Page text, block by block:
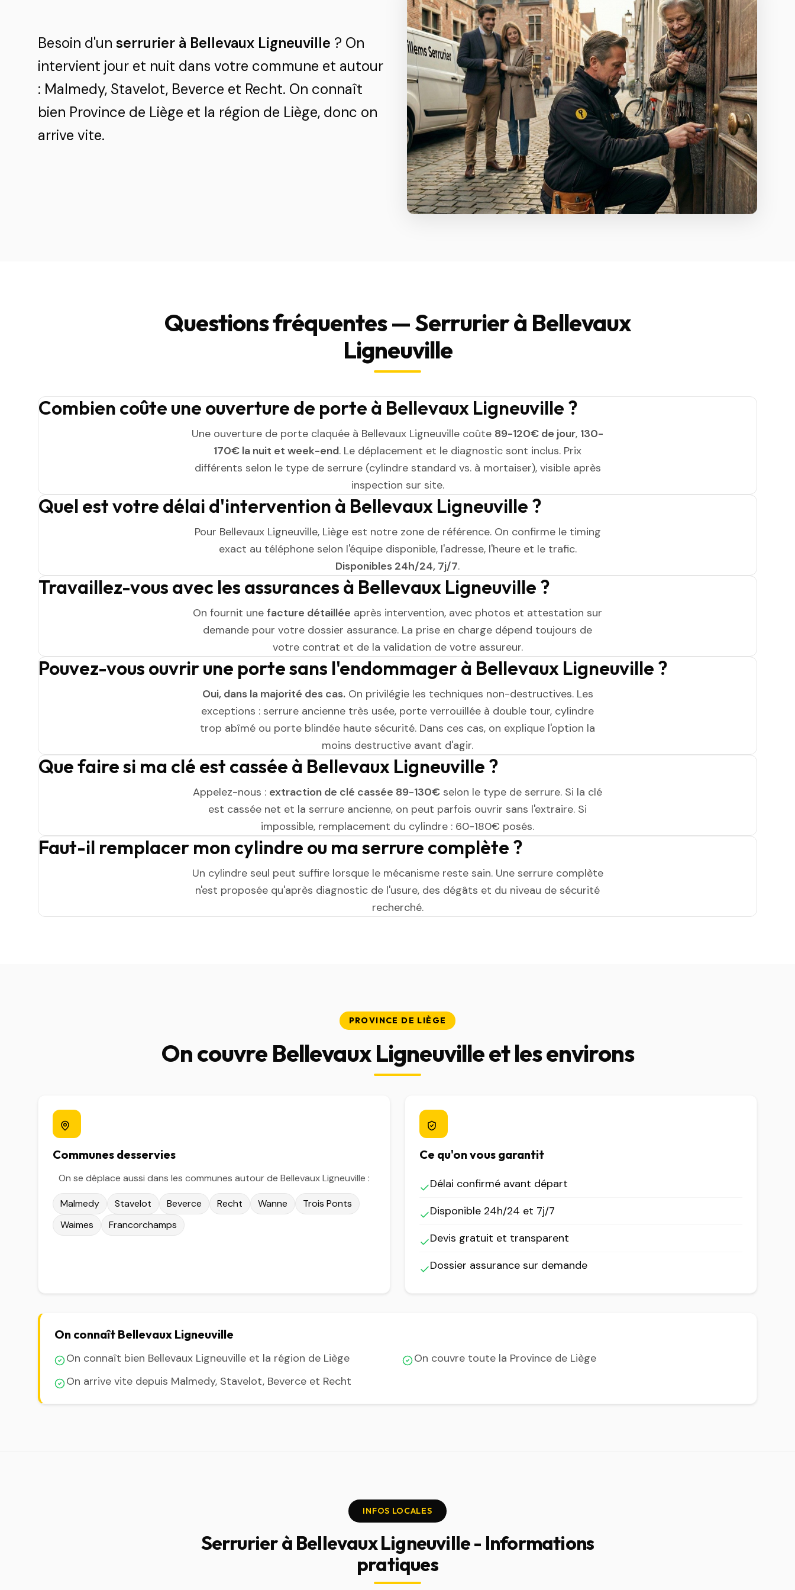
Besoin d'un serrurier à Bellevaux Ligneuville ? On
intervient jour et nuit dans votre commune et autour
: Malmedy, Stavelot, Beverce et Recht. On connaît
bien Province de Liège et la région de Liège, donc on
arrive vite.
Questions fréquentes — Serrurier à Bellevaux
Ligneuville
Combien coûte une ouverture de porte à Bellevaux Ligneuville ?
Une ouverture de porte claquée à Bellevaux Ligneuville coûte 89-120€ de jour, 130-
170€ la nuit et week-end. Le déplacement et le diagnostic sont inclus. Prix
différents selon le type de serrure (cylindre standard vs. à mortaiser), visible après
inspection sur site.
Quel est votre délai d'intervention à Bellevaux Ligneuville ?
Pour Bellevaux Ligneuville, Liège est notre zone de référence. On confirme le timing
exact au téléphone selon l'équipe disponible, l'adresse, l'heure et le trafic.
Disponibles 24h/24, 7j/7.
Travaillez-vous avec les assurances à Bellevaux Ligneuville ?
On fournit une facture détaillée après intervention, avec photos et attestation sur
demande pour votre dossier assurance. La prise en charge dépend toujours de
votre contrat et de la validation de votre assureur.
Pouvez-vous ouvrir une porte sans l'endommager à Bellevaux Ligneuville ?
Oui, dans la majorité des cas.On privilégie les techniques non-destructives. Les
exceptions : serrure ancienne très usée, porte verrouillée à double tour, cylindre
trop abîmé ou porte blindée haute sécurité. Dans ces cas, on explique l'option la
moins destructive avant d'agir.
Que faire si ma clé est cassée à Bellevaux Ligneuville ?
Appelez-nous : extraction de clé cassée 89-130€ selon le type de serrure. Si la clé
est cassée net et la serrure ancienne, on peut parfois ouvrir sans l'extraire. Si
impossible, remplacement du cylindre : 60-180€ posés.
Faut-il remplacer mon cylindre ou ma serrure complète ?
Un cylindre seul peut suffire lorsque le mécanisme reste sain. Une serrure complète
n'est proposée qu'après diagnostic de l'usure, des dégâts et du niveau de sécurité
recherché.
PROVINCE DE LIÈGE
On couvre Bellevaux Ligneuville et les environs
Communes desservies
On se déplace aussi dans les communes autour de Bellevaux Ligneuville :
Malmedy Stavelot Beverce Recht Wanne
Trois Ponts
Waimes
Francorchamps
Ce qu'on vous garantit
Délai confirmé avant départ
Disponible 24h/24 et 7j/7
Devis gratuit et transparent
Dossier assurance sur demande
On connaît Bellevaux Ligneuville
On connaît bien Bellevaux Ligneuville et la région de Liège
On couvre toute la Province de Liège
On arrive vite depuis Malmedy, Stavelot, Beverce et Recht
INFOS LOCALES
Serrurier à Bellevaux Ligneuville - Informations
pratiques